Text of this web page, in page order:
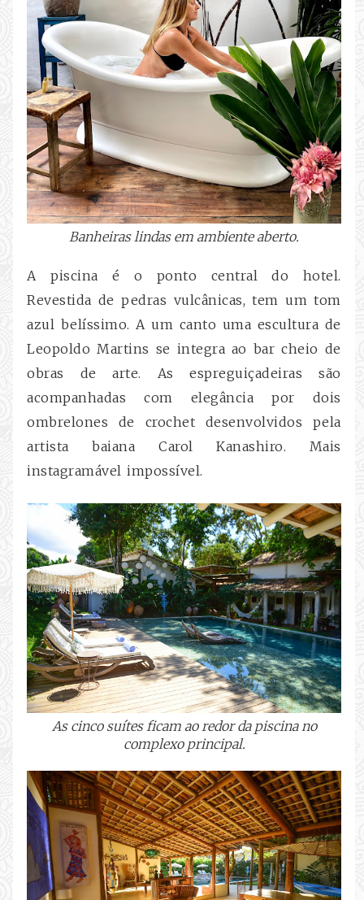
Banheiras lindas em ambiente aberto.
A piscina é o ponto central do hotel.
Revestida de pedras vulcânicas, tem um tom
azul belíssimo. A um canto uma escultura de
Leopoldo Martins se integra ao bar cheio de
obras de arte. As espreguiçadeiras são
acompanhadas com elegância por dois
ombrelones de crochet desenvolvidos pela
artista baiana Carol Kanashiro. Mais
instagramável impossível.
As cinco suítes ficam ao redor da piscina no
complexo principal.